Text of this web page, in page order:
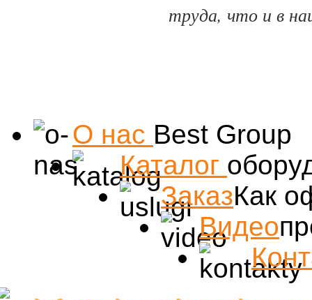
труда, что и в
О нас Best Group
Каталог
ЗаказКак
Видео